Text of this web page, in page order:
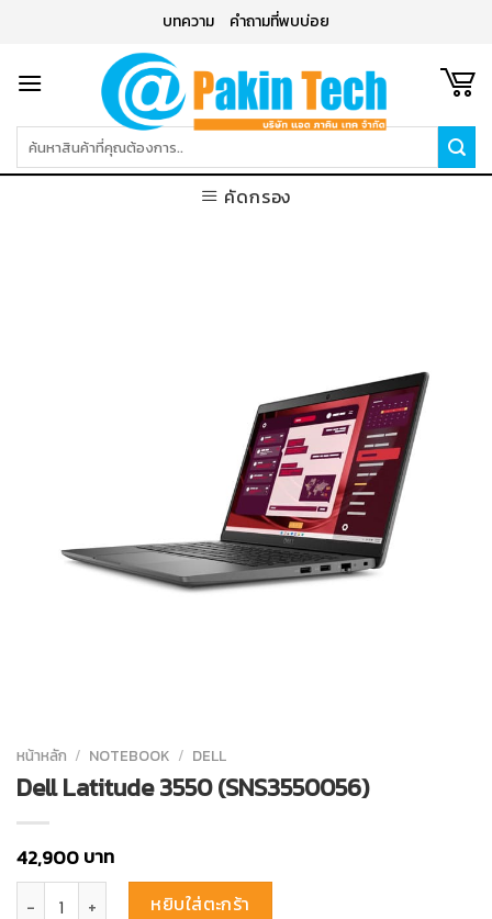
บทความ คำถามที่พบบ่อย
คัดกรอง
หน้าหลัก / NOTEBOOK / DELL
Dell Latitude 3550 (SNS3550056)
42,900บาท
จำนวน Dell Latitude 3550 (SNS3550056) ชิ้น
หยิบใส่ตะกร้า